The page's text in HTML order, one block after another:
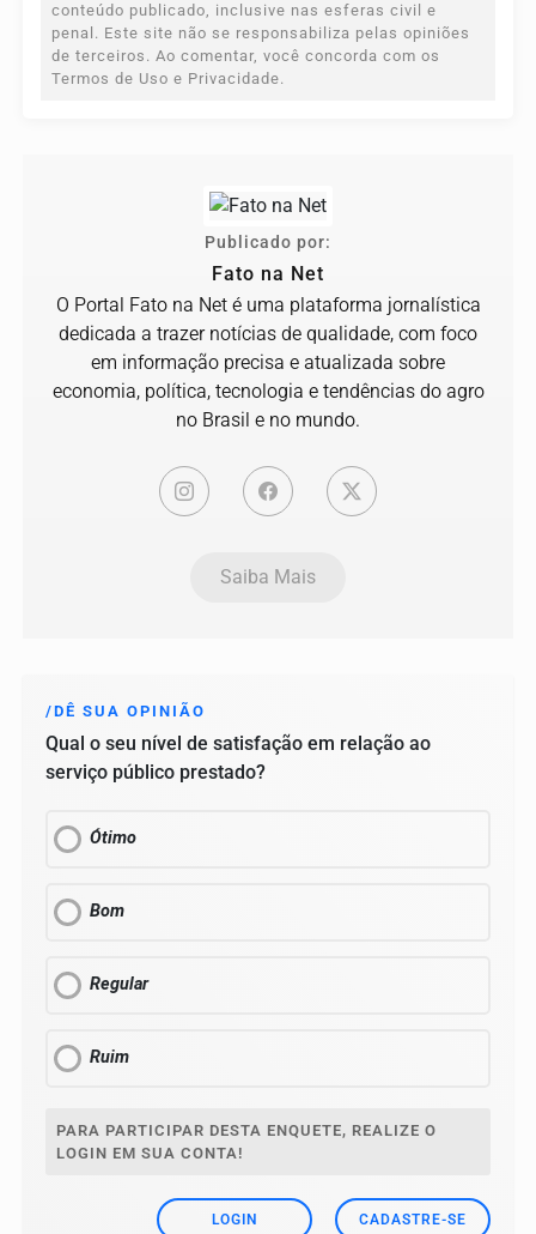
conteúdo publicado, inclusive nas esferas civil e
penal. Este site não se responsabiliza pelas opiniões
de terceiros. Ao comentar, você concorda com os
Termos de Uso e Privacidade.
Publicado por:
Fato na Net
O Portal Fato na Net é uma plataforma jornalística
dedicada a trazer notícias de qualidade, com foco
em informação precisa e atualizada sobre
economia, política, tecnologia e tendências do agro
no Brasil e no mundo.
Saiba Mais
/DÊ SUA OPINIÃO
Qual o seu nível de satisfação em relação ao
serviço público prestado?
Ótimo
Bom
Regular
Ruim
PARA PARTICIPAR DESTA ENQUETE, REALIZE O
LOGIN EM SUA CONTA!
LOGIN CADASTRE-SE